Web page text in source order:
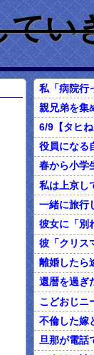
い
離婚したら
こどおじニ